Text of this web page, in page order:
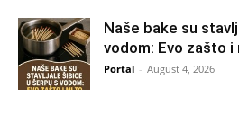
Naše bake su
vodom: Evo zašto i
Portal - August 4, 2026